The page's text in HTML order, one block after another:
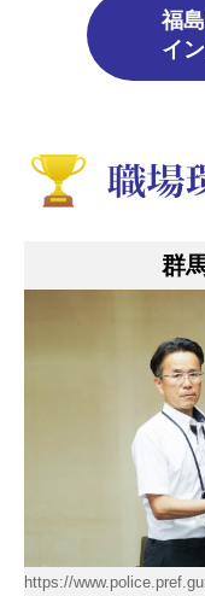
福
イ
群
https://